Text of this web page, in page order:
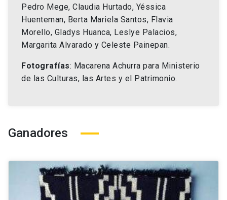
Pedro Mege, Claudia Hurtado, Yéssica
Huenteman, Berta Mariela Santos, Flavia
Morello, Gladys Huanca, Leslye Palacios,
Margarita Alvarado y Celeste Painepan.
Fotografías: Macarena Achurra para Ministerio
de las Culturas, las Artes y el Patrimonio.
Ganadores